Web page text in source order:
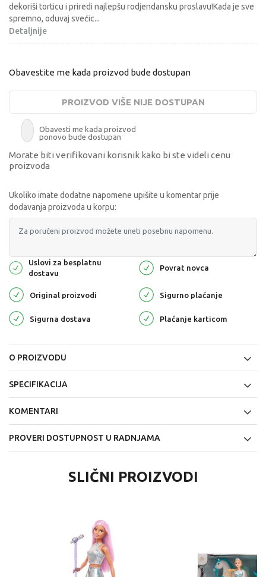
dekoriši torticu i priredi najlepšu rodjendansku proslavu!Kada je sve
spremno, oduvaj svećic...
Detaljnije
Obavestite me kada proizvod bude dostupan
PROIZVOD VIŠE NIJE DOSTUPAN
Obavesti me kada proizvod
ponovo bude dostupan
Morate biti verifikovani korisnik kako bi ste videli cenu
proizvoda
Ukoliko imate dodatne napomene upišite u komentar prije
dodavanja proizvoda u korpu:
Uslovi za besplatnu
dostavu
Povrat novca
Original proizvodi Sigurno plaćanje
Sigurna dostava Plaćanje karticom
O PROIZVODU
SPECIFIKACIJA
KOMENTARI
PROVERI DOSTUPNOST U RADNJAMA
SLIČNI PROIZVODI